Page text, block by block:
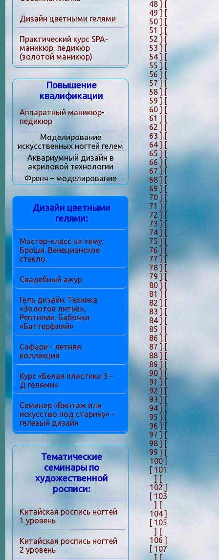
48 ] [
49 ] [
50 ] [
51 ] [
52 ] [
53 ] [
54 ] [
55 ] [
56 ] [
57 ] [
58 ] [
59 ] [
60 ] [
61 ] [
62 ] [
63 ] [
64 ] [
65 ][
66 ] [
67 ] [
68 ] [
69 ] [
70 ] [
71 ] [
72 ] [
73 ] [
74 ] [
75 ] [
76 ] [
77 ][
78 ] [
79 ] [
80 ] [
81 ] [
82 ] [
83 ] [
84 ] [
85 ] [
86 ] [
87 ] [
88 ] [
89 ] [
90 ] [
91 ] [
92 ] [
93 ] [
94 ] [
95 ] [
96 ] [
97 ] [
98 ] [
99 ] [
100 ]
[ 101
] [
102 ]
[ 103
] [
104 ]
[ 105
] [
106 ]
[ 107
] [
Дизайн цветными гелями
Практический курс SPA-
маникюр, педикюр
(золотой маникюр)
Повышение
квалификации
Аппаратный маникюр-
педикюр
Моделирование
искусственных ногтей гелем
Аквариумный дизайн в
акриловой технологии
Френч – моделирование
Дизайн цветными
гелями:
Мастер-класс на тему:
Броши. Венецианское
стекло.
Свадебный ажур
Гель дизайн: Техника
«Золотое литьё»,
Рептилии. Бабочки
«Баттерфляй»
Сафари - летняя
коллекция
Курс «Белая пластика 3 –
Д гелями»
Семинар «Винтаж или
искусство под старину» -
гелевый дизайн
Тематические
семинары по
художественной
росписи:
Китайская роспись ногтей
1 уровень
Китайская роспись ногтей
2 уровень